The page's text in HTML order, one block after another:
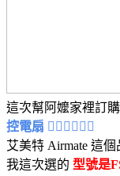
這次幫阿嬤家裡訂
控電扇 😶‍🌫️😶‍🌫️😶‍🌫️
艾美特 Airmate 這
我這次選的 型號是